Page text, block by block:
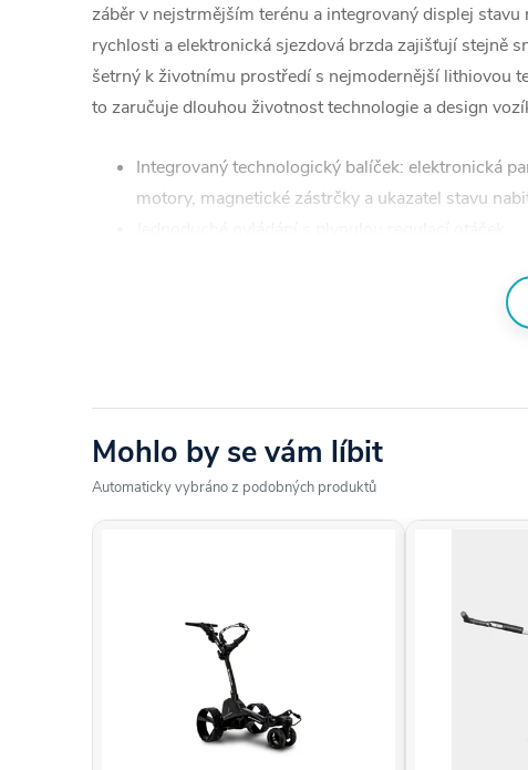
záběr v nejstrmějším terénu a integrovaný displej
rychlosti a elektronická sjezdová brzda zajišťují stejně
šetrný k životnímu prostředí s nejmodernější lithiovou
to zaručuje dlouhou životnost technologie a design
Integrovaný technologický balíček: elektronická
motory, magnetické zástrčky a ukazatel stavu
Otočný přepínač pro funkce jízdy, zpátečky a
Automatická regulace přednastavené
Elektronická brzda pro jízdu z kopce (tempomat)
Horní a dolní sklopné / otočné podpěry golfovéh
Extrémně silná volnoběžná high-tech kola
Vysoce výkonná lithiová baterie pro až 45 jamek
Hmotnost rámu a kol 7,2 kg
Odnímatelná s plochou velikostí balení:
Rám z nerezové oceli se zárukou 6 let
Volitelné dálkové ovládání
Mohlo by se vám líbit
Automaticky vybráno z podobných produktů